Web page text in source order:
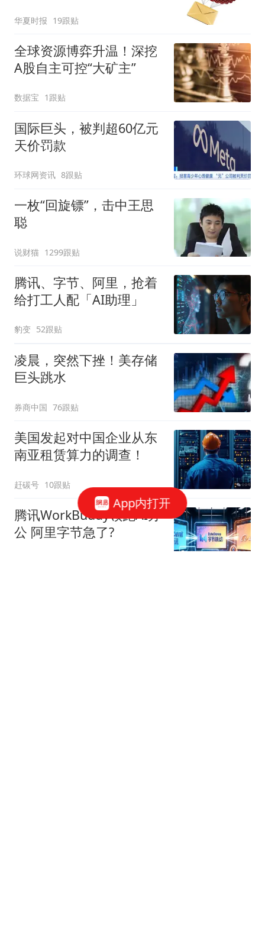
华夏时报 19跟贴
全球资源博弈升温！深挖
A股自主可控“大矿主”
数据宝 1跟贴
国际巨头，被判超60亿元
天价罚款
环球网资讯 8跟贴
一枚“回旋镖”，击中王思
聪
说财猫 1299跟贴
腾讯、字节、阿里，抢着
给打工人配「AI助理」
豹变 52跟贴
凌晨，突然下挫！美存储
巨头跳水
券商中国 76跟贴
美国发起对中国企业从东
南亚租赁算力的调查！
赶碳号 10跟贴
腾讯WorkBuddy领跑AI办
公 阿里字节急了?
App内打开